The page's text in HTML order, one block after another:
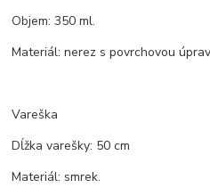
Objem: 350 ml.
Materiál: nerez s povrchovou
Vareška
Dĺžka varešky: 50 cm
Materiál: smrek.